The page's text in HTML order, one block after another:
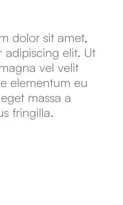
dolor sit amet,
adipiscing elit. Ut
vel velit
elementum eu
massa a
fringilla.